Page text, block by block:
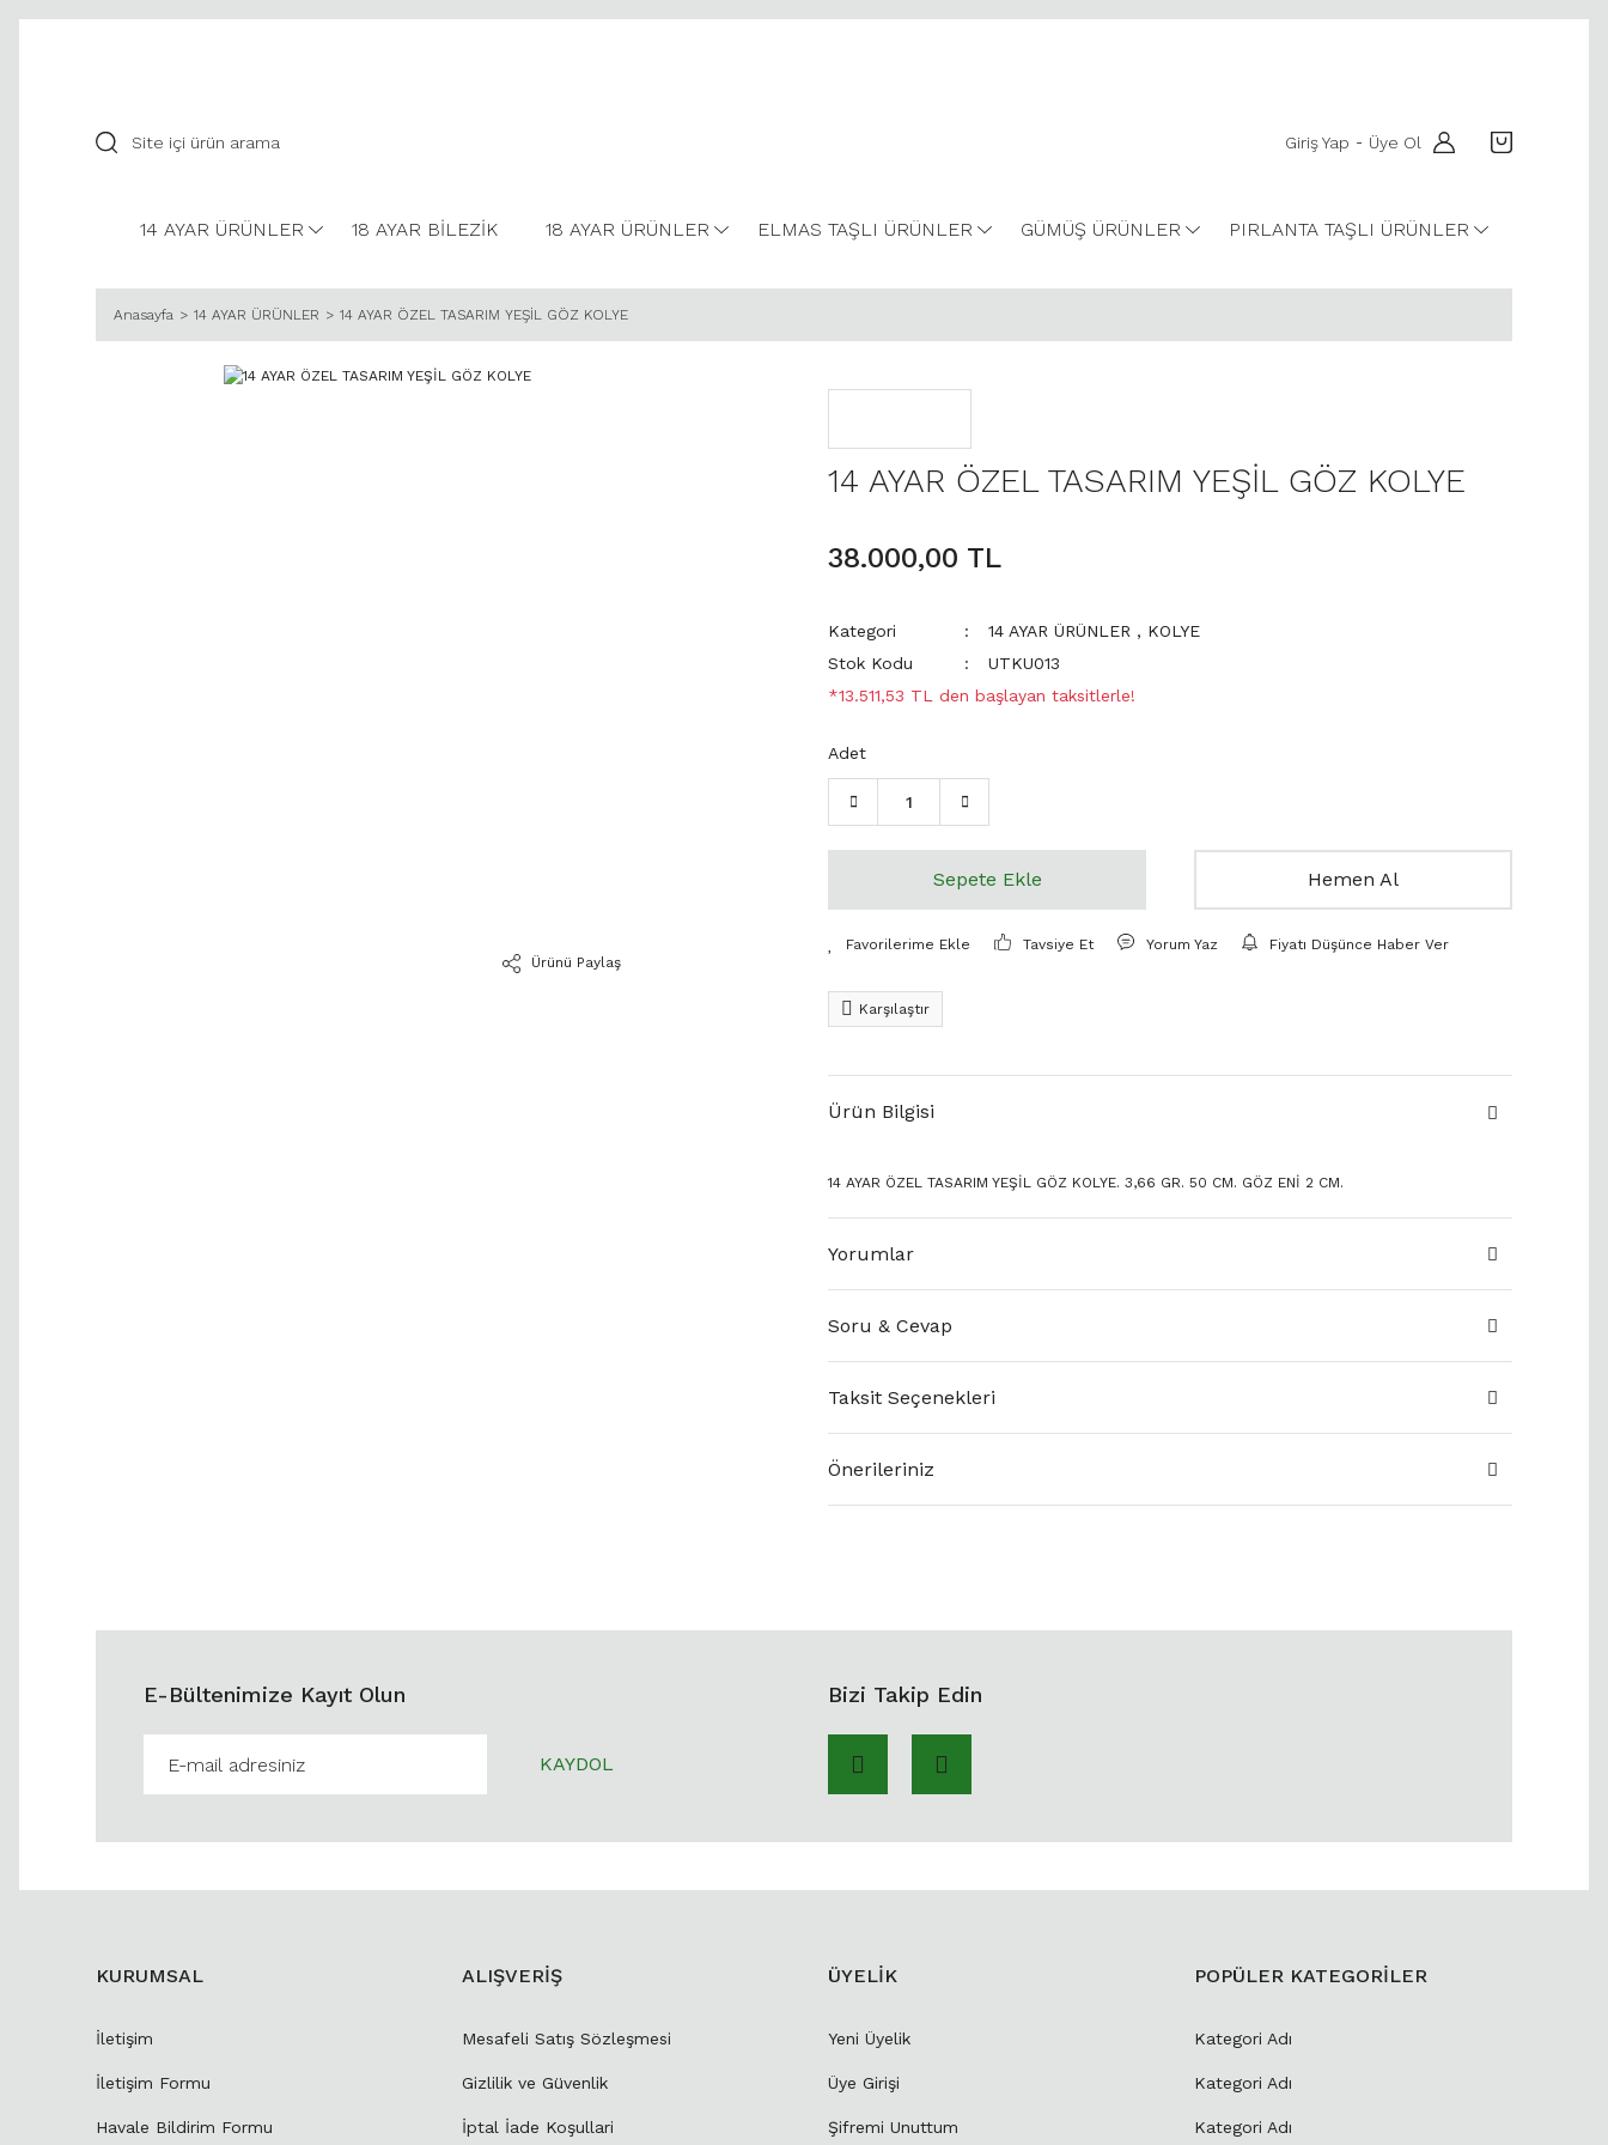
Giriş Yap - Üye Ol
14 AYAR ÜRÜNLER 18 AYAR BİLEZİK 18 AYAR ÜRÜNLER ELMAS TAŞLI ÜRÜNLER GÜMÜŞ ÜRÜNLER PIRLANTA TAŞLI ÜRÜNLER
Anasayfa 14 AYAR ÜRÜNLER 14 AYAR ÖZEL TASARIM YEŞİL GÖZ KOLYE
Ürünü Paylaş
14 AYAR ÖZEL TASARIM YEŞİL GÖZ KOLYE
38.000,00 TL
Kategori 14 AYAR ÜRÜNLER , KOLYE
Stok Kodu
UTKU013
*13.511,53 TL den başlayan taksitlerle!
Adet
Sepete Ekle Hemen Al
Tavsiye Et Yorum Yaz Fiyatı Düşünce Haber Ver
Karşılaştır
Ürün Bilgisi
14 AYAR ÖZEL TASARIM YEŞİL GÖZ KOLYE. 3,66 GR. 50 CM. GÖZ ENİ 2 CM.
Yorumlar
Soru & Cevap
Taksit Seçenekleri
Önerileriniz
E-Bültenimize Kayıt Olun
KAYDOL
Bizi Takip Edin
KURUMSAL
İletişim
İletişim Formu
Havale Bildirim Formu
ALIŞVERİŞ
Mesafeli Satış Sözleşmesi
Gizlilik ve Güvenlik
İptal İade Koşullari
ÜYELİK
Yeni Üyelik
Üye Girişi
Şifremi Unuttum
POPÜLER KATEGORİLER
Kategori Adı
Kategori Adı
Kategori Adı